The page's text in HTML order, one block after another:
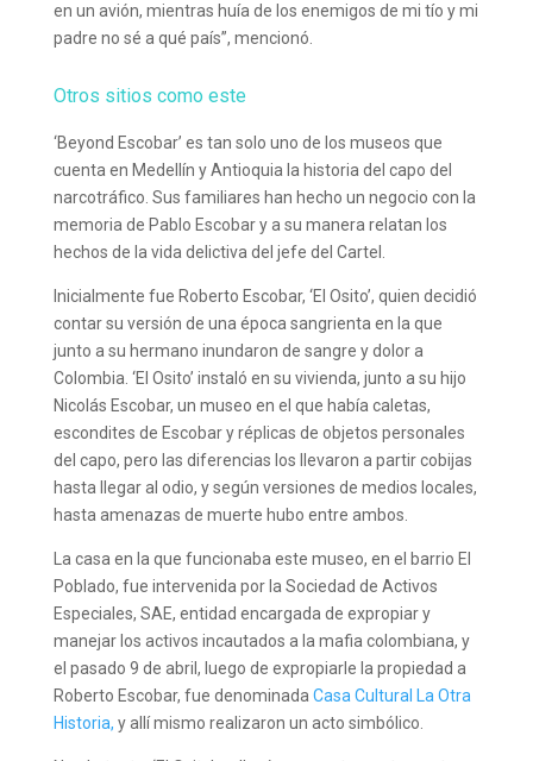
en un avión, mientras huía de los enemigos de mi tío y mi
padre no sé a qué país”, mencionó.
Otros sitios como este
‘Beyond Escobar’ es tan solo uno de los museos que
cuenta en Medellín y Antioquia la historia del capo del
narcotráfico. Sus familiares han hecho un negocio con la
memoria de Pablo Escobar y a su manera relatan los
hechos de la vida delictiva del jefe del Cartel.
Inicialmente fue Roberto Escobar, ‘El Osito’, quien decidió
contar su versión de una época sangrienta en la que
junto a su hermano inundaron de sangre y dolor a
Colombia. ‘El Osito’ instaló en su vivienda, junto a su hijo
Nicolás Escobar, un museo en el que había caletas,
escondites de Escobar y réplicas de objetos personales
del capo, pero las diferencias los llevaron a partir cobijas
hasta llegar al odio, y según versiones de medios locales,
hasta amenazas de muerte hubo entre ambos.
La casa en la que funcionaba este museo, en el barrio El
Poblado, fue intervenida por la Sociedad de Activos
Especiales, SAE, entidad encargada de expropiar y
manejar los activos incautados a la mafia colombiana, y
el pasado 9 de abril, luego de expropiarle la propiedad a
Roberto Escobar, fue denominada Casa Cultural La Otra
Historia, y allí mismo realizaron un acto simbólico.